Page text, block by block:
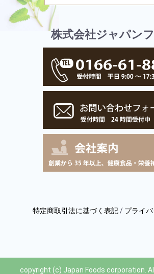
株式会社ジャパン
特定商取引法に基づく表記/ プライ
copyright (c) Japan Foods corporation.